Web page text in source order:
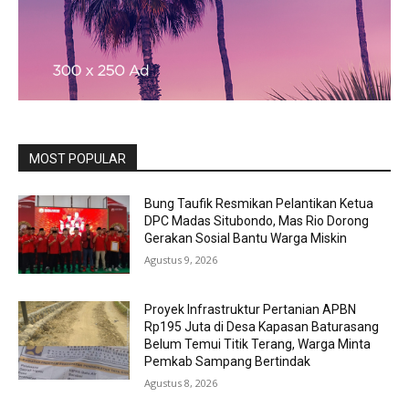
MOST POPULAR
Bung Taufik Resmikan Pelantikan Ketua
DPC Madas Situbondo, Mas Rio Dorong
Gerakan Sosial Bantu Warga Miskin
Agustus 9, 2026
Proyek Infrastruktur Pertanian APBN
Rp195 Juta di Desa Kapasan Baturasang
Belum Temui Titik Terang, Warga Minta
Pemkab Sampang Bertindak
Agustus 8, 2026